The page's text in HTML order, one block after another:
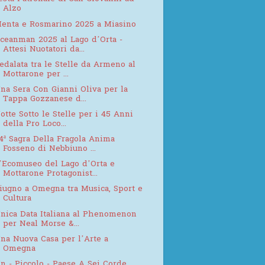
Alzo
e Rosmarino 2025 a Miasino
2025 al Lago d’Orta -
Attesi Nuotatori da...
tra le Stelle da Armeno al
Mottarone per ...
Sera Con Gianni Oliva per la
Tappa Gozzanese d...
Sotto le Stelle per i 45 Anni
della Pro Loco...
Sagra Della Fragola Anima
Fosseno di Nebbiuno ...
del Lago d’Orta e
Mottarone Protagonist...
a Omegna tra Musica, Sport e
Cultura
Data Italiana al Phenomenon
per Neal Morse &...
Nuova Casa per l’Arte a
Omegna